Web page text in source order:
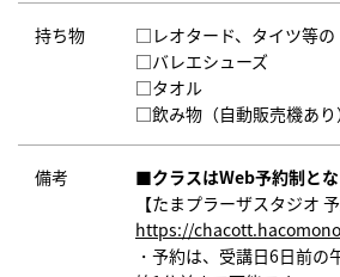
持ち物
□レオタード、タイツ等の
□バレエシューズ
□タオル
□飲み物（自動販売機あり
備考
■クラスはWeb予約制とな
【たまプラーザスタジオ
https://
・予約は、受講日6日前の